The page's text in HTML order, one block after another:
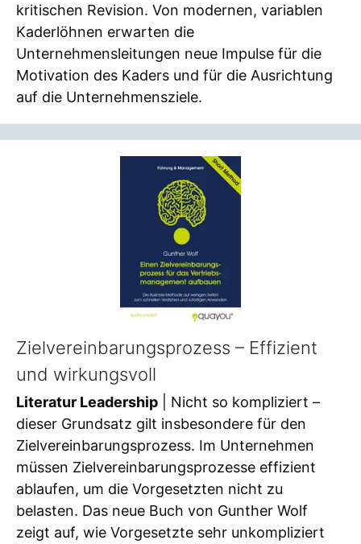
kritischen Revision. Von modernen, variablen
Kaderlöhnen erwarten die
Unternehmensleitungen neue Impulse für die
Motivation des Kaders und für die Ausrichtung
auf die Unternehmensziele.
Zielvereinbarungsprozess – Effizient
und wirkungsvoll
Literatur Leadership | Nicht so kompliziert –
dieser Grundsatz gilt insbesondere für den
Zielvereinbarungsprozess. Im Unternehmen
müssen Zielvereinbarungsprozesse effizient
ablaufen, um die Vorgesetzten nicht zu
belasten. Das neue Buch von Gunther Wolf
zeigt auf, wie Vorgesetzte sehr unkompliziert